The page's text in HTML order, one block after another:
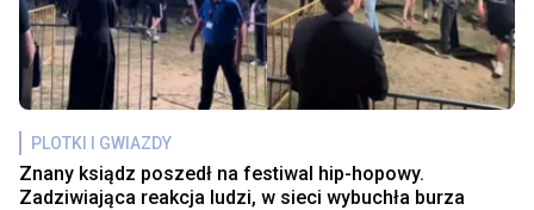
PLOTKI I GWIAZDY
Znany ksiądz poszedł na festiwal hip-hopowy.
Zadziwiająca reakcja ludzi, w sieci wybuchła burza